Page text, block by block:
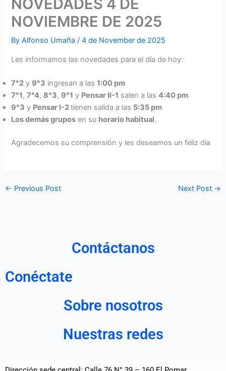
NOVEDADES 4 DE
NOVIEMBRE DE 2025
ByAlfonso Umaña/4 de November de 2025
Les informamos las novedades para el día de hoy:
7°2 y 9°3 ingresan a las1:00 pm
7°1,7°4,8°3, 9°1 y Pensar II-1 salen a las4:40 pm
9°3 y Pensar I-2tienen salida a las 5:35 pm
Los demás grupos en su horario habitual.
Agradecemos su comprensión y les deseamos un feliz día
← Previous Post Next Post →
Contáctanos
Conéctate
Sobre nosotros
Nuestras redes